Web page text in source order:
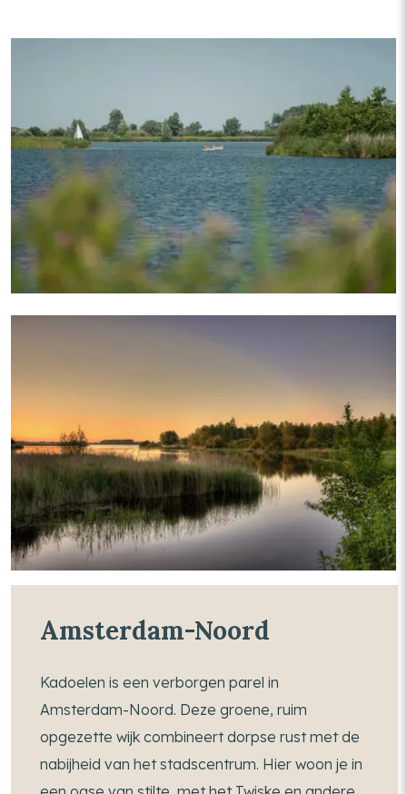
Amsterdam-Noord
Kadoelen is een verborgen parel in
Amsterdam-Noord. Deze groene, ruim
opgezette wijk combineert dorpse rust met de
nabijheid van het stadscentrum. Hier woon je in